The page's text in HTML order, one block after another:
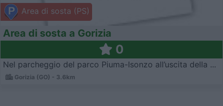
Area di sosta (PS)
Area di sosta a Gorizia
0
Nel parcheggio del parco Piuma-Isonzo all’uscita della ...
Gorizia (GO) - 3.6km